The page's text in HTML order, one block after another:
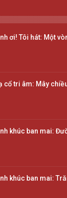
ơi! Tôi hát: Một
cổ tri âm: Mây
khúc ban mai:
khúc ban mai: